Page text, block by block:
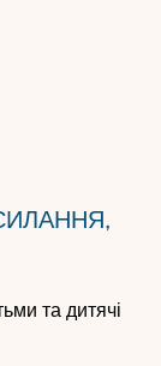
та дитячі